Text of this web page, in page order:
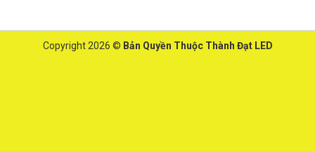
Copyright 2026 © Bản Quyền Thuộc Thành Đạt LED